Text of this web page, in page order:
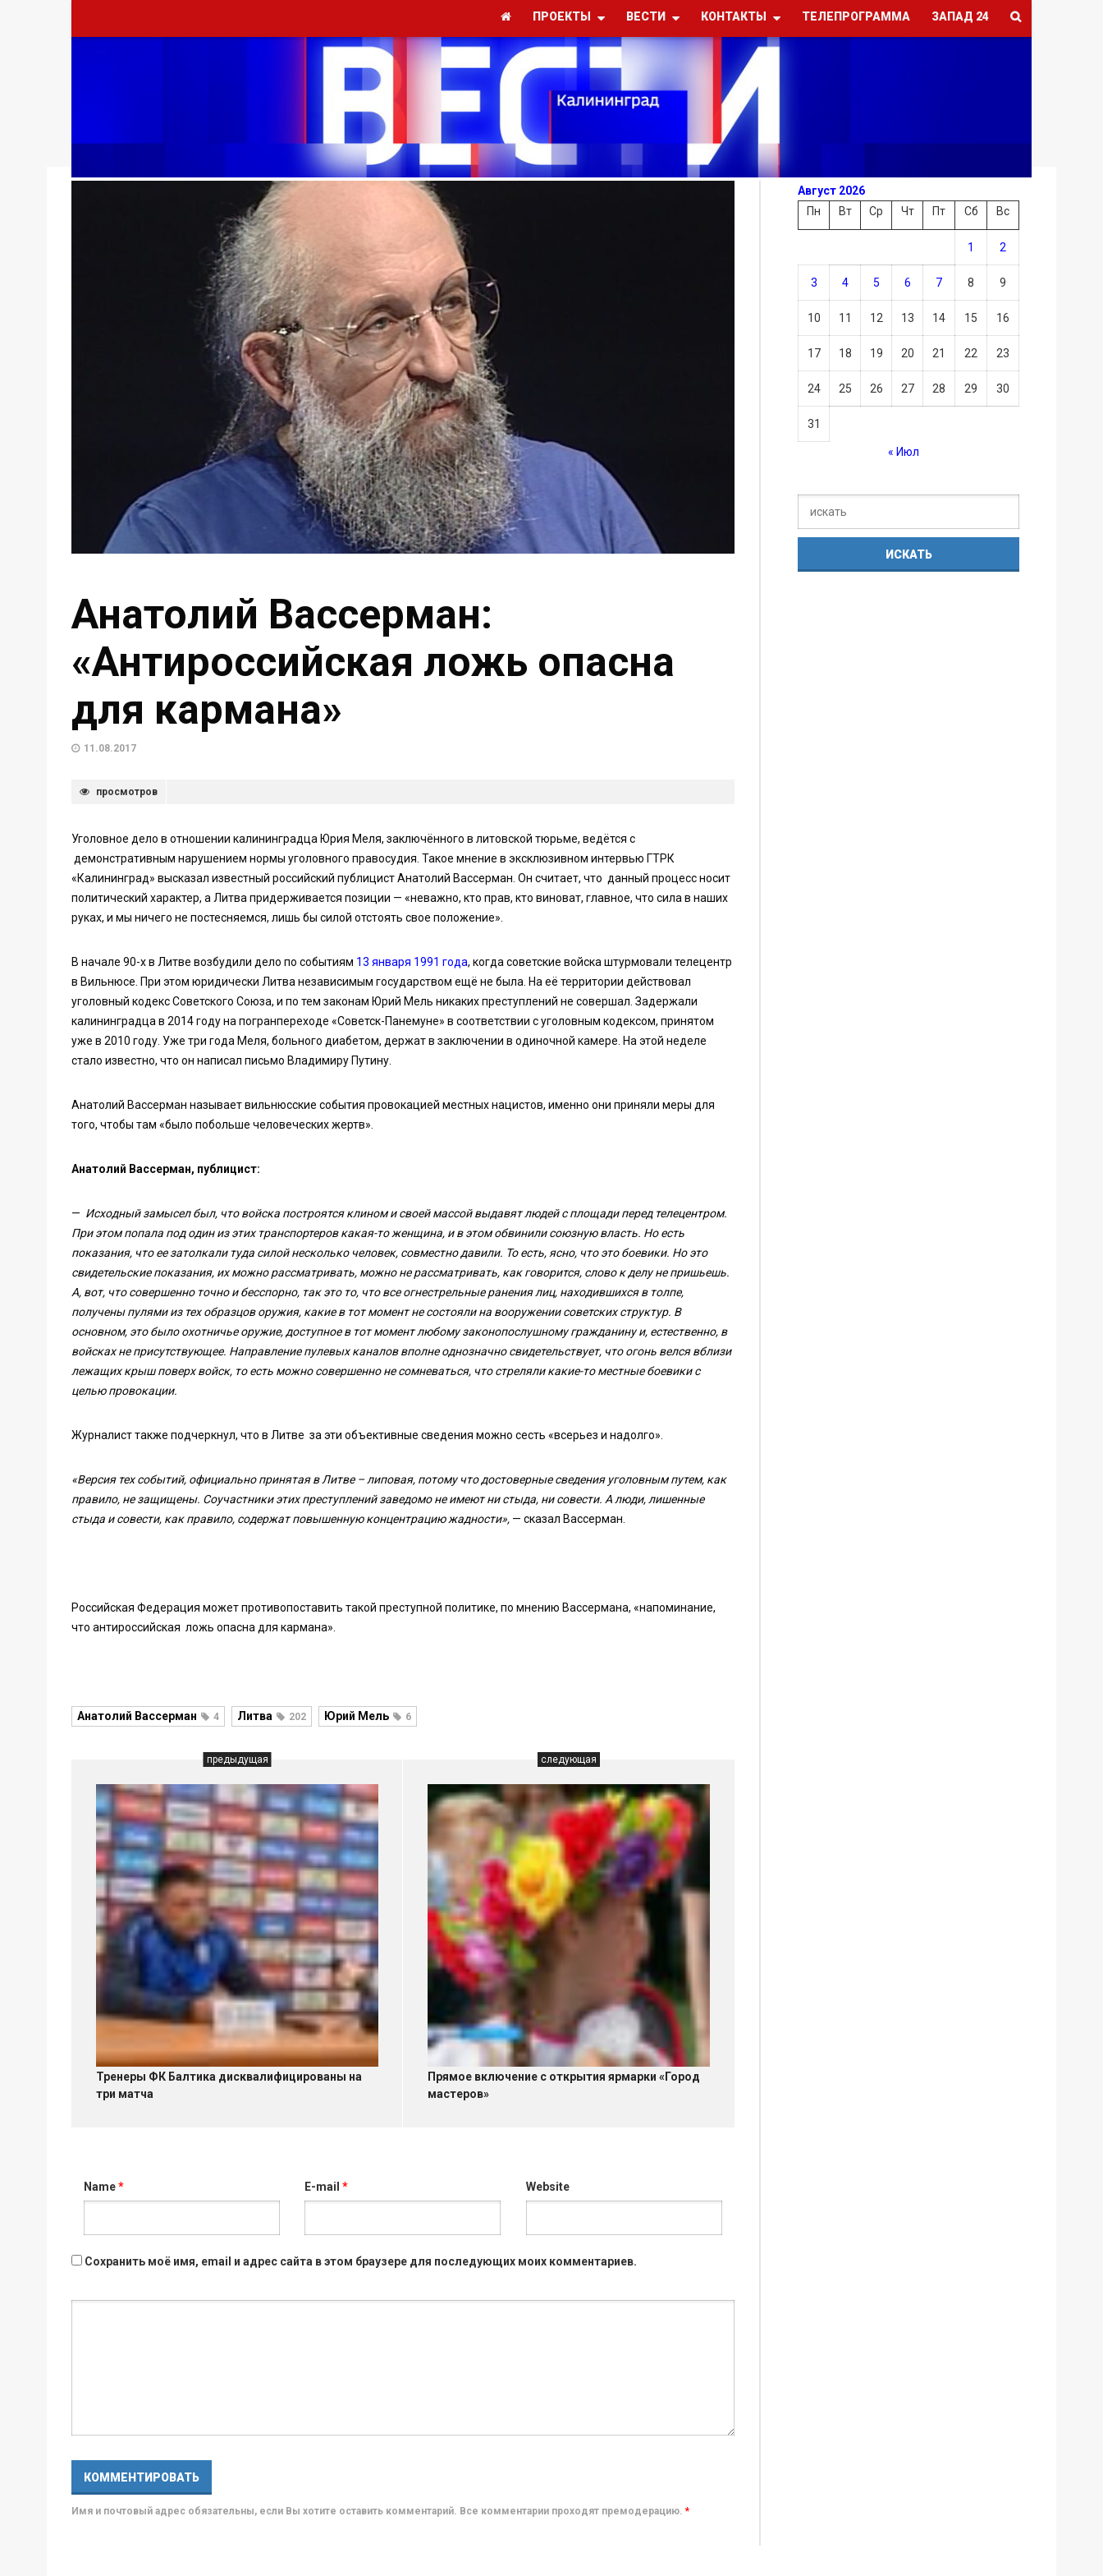
ПРОЕКТЫ ВЕСТИ КОНТАКТЫ ТЕЛЕПРОГРАММА ЗАПАД 24
Анатолий Вассерман:
«Антироссийская ложь опасна
для кармана»
11.08.2017
просмотров
Уголовное дело в отношении калининградца Юрия Меля, заключённого в литовской тюрьме, ведётся с
демонстративным нарушением нормы уголовного правосудия. Такое мнение в эксклюзивном интервью ГТРК
«Калининград» высказал известный российский публицист Анатолий Вассерман. Он считает, что данный процесс носит
политический характер, а Литва придерживается позиции — «неважно, кто прав, кто виноват, главное, что сила в наших
руках, и мы ничего не постесняемся, лишь бы силой отстоять свое положение».
В начале 90-х в Литве возбудили дело по событиям 13 января 1991 года, когда советские войска штурмовали телецентр
в Вильнюсе. При этом юридически Литва независимым государством ещё не была. На её территории действовал
уголовный кодекс Советского Союза, и по тем законам Юрий Мель никаких преступлений не совершал. Задержали
калининградца в 2014 году на погранпереходе «Советск-Панемуне» в соответствии с уголовным кодексом, принятом
уже в 2010 году. Уже три года Меля, больного диабетом, держат в заключении в одиночной камере. На этой неделе
стало известно, что он написал письмо Владимиру Путину.
Анатолий Вассерман называет вильнюсские события провокацией местных нацистов, именно они приняли меры для
того, чтобы там «было побольше человеческих жертв».
Анатолий Вассерман, публицист:
— Исходный замысел был, что войска построятся клином и своей массой выдавят людей с площади перед телецентром.
При этом попала под один из этих транспортеров какая-то женщина, и в этом обвинили союзную власть. Но есть
показания, что ее затолкали туда силой несколько человек, совместно давили. То есть, ясно, что это боевики. Но это
свидетельские показания, их можно рассматривать, можно не рассматривать, как говорится, слово к делу не пришьешь.
А, вот, что совершенно точно и бесспорно, так это то, что все огнестрельные ранения лиц, находившихся в толпе,
получены пулями из тех образцов оружия, какие в тот момент не состояли на вооружении советских структур. В
основном, это было охотничье оружие, доступное в тот момент любому законопослушному гражданину и, естественно, в
войсках не присутствующее. Направление пулевых каналов вполне однозначно свидетельствует, что огонь велся вблизи
лежащих крыш поверх войск, то есть можно совершенно не сомневаться, что стреляли какие-то местные боевики с
целью провокации.
Журналист также подчеркнул, что в Литве за эти объективные сведения можно сесть «всерьез и надолго».
«Версия тех событий, официально принятая в Литве – липовая, потому что достоверные сведения уголовным путем, как
правило, не защищены. Соучастники этих преступлений заведомо не имеют ни стыда, ни совести. А люди, лишенные
стыда и совести, как правило, содержат повышенную концентрацию жадности», — сказал Вассерман.
Российская Федерация может противопоставить такой преступной политике, по мнению Вассермана, «напоминание,
что антироссийская ложь опасна для кармана».
Анатолий Вассерман 4 Литва 202 Юрий Мель 6
предыдущая
Тренеры ФК Балтика дисквалифицированы на
три матча
следующая
Прямое включение с открытия ярмарки «Город
мастеров»
Name* E-mail* Website
Сохранить моё имя, email и адрес сайта в этом браузере для последующих моих комментариев.
Имя и почтовый адрес обязательны, если Вы хотите оставить комментарий. Все комментарии проходят премодерацию. *
Август 2026
Пн
Вт Ср Чт Пт Сб Вс
1 2
3 4 5 6 7 8 9
10 11 12 13 14 15 16
17 18 19 20 21 22 23
24 25 26 27 28 29 30
31
« Июл